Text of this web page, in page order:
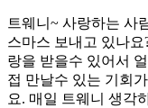
트웨니~ 사랑하는 사
스마스 보내고 있나
랑을 받을수 있어서
접 만날수 있는 기회
요. 매일 트웨니 생각